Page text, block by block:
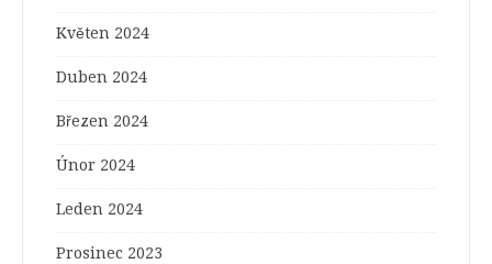
Květen 2024
Duben 2024
Březen 2024
Únor 2024
Leden 2024
Prosinec 2023